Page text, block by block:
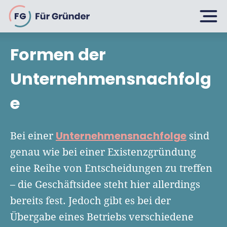
FG
Planen
Selbstständig machen
Bin ich ein Gründer?
Geschäftsmodell entwickeln
Businessplan schreiben
Businessplan-Vorlage & Muster
Firma gründen: 10 Tipps
UG gründen
GmbH gründen
Wachsen
6 Tipps zum Start
Finanzieren
Formen der
Unternehmensnachfolg
e
Bei einer Unternehmensnachfolge sind
genau wie bei einer Existenzgründung
eine Reihe von Entscheidungen zu treffen
– die Geschäftsidee steht hier allerdings
bereits fest. Jedoch gibt es bei der
Übergabe eines Betriebs verschiedene